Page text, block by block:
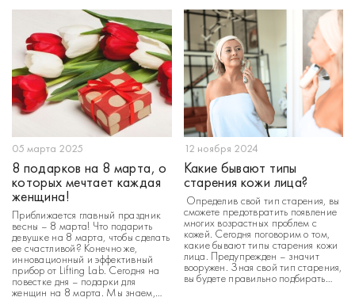
самого романтического праздника
года каждый мужчина
задумывается, какой подарок […]
чтобы порадовать своих людей на
праздник? Мы собрали для вас
подборку с […]
05 марта 2025
8 подарков на 8 марта, о
которых мечтает каждая
женщина!
Приближается главный праздник
весны – 8 марта! Что подарить
девушке на 8 марта, чтобы сделать
ее счастливой? Конечно же,
инновационный и эффективный
прибор от Lifting Lab. Сегодня на
повестке дня – подарки для
женщин на 8 марта. Мы знаем,
12 ноября 2024
Какие бывают типы
старения кожи лица?
Определив свой тип старения, вы
сможете предотвратить появление
многих возрастных проблем с
кожей. Сегодня поговорим о том,
какие бывают типы старения кожи
лица. Предупрежден – значит
вооружен. Зная свой тип старения,
вы будете правильно подбирать